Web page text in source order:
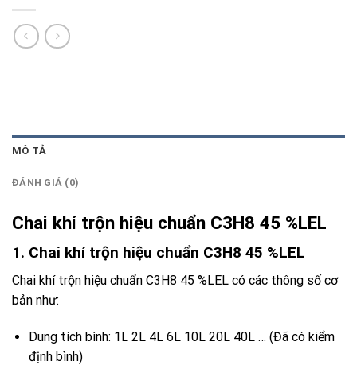
MÔ TẢ
ĐÁNH GIÁ (0)
Chai khí trộn hiệu chuẩn C3H8 45 %LEL
1. Chai khí trộn hiệu chuẩn C3H8 45 %LEL
Chai khí trộn hiệu chuẩn C3H8 45 %LEL có các thông số cơ
bản như:
Dung tích bình: 1L 2L 4L 6L 10L 20L 40L … (Đã có kiểm
định bình)